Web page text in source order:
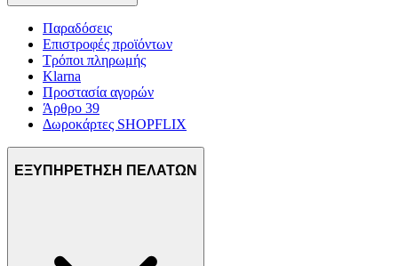
Παραδόσεις
Επιστροφές προϊόντων
Τρόποι πληρωμής
Klarna
Προστασία αγορών
Άρθρο 39
Δωροκάρτες SHOPFLIX
ΕΞΥΠΗΡΕΤΗΣΗ ΠΕΛΑΤΩΝ